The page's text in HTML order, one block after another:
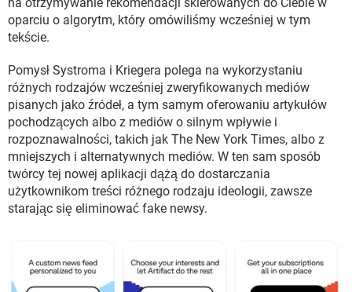
na otrzymywanie rekomendacji skierowanych do Ciebie w
oparciu o algorytm, który omówiliśmy wcześniej w tym
tekście.
Pomysł Systroma i Kriegera polega na wykorzystaniu
różnych rodzajów wcześniej zweryfikowanych mediów
pisanych jako źródeł, a tym samym oferowaniu artykułów
pochodzących albo z mediów o silnym wpływie i
rozpoznawalności, takich jak The New York Times, albo z
mniejszych i alternatywnych mediów. W ten sam sposób
twórcy tej nowej aplikacji dążą do dostarczania
użytkownikom treści różnego rodzaju ideologii, zawsze
starając się eliminować fake newsy.